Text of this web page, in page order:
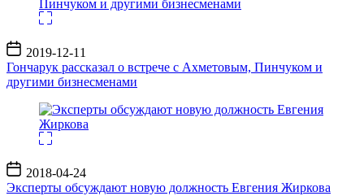
Дата
записи
2019-12-11
Гончарук рассказал о встрече с Ахметовым, Пинчуком и
другими бизнесменами
Дата
записи
2018-04-24
Эксперты обсуждают новую должность Евгения Жиркова